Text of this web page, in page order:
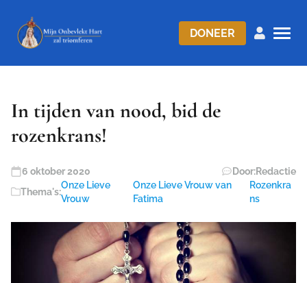
DONEER
In tijden van nood, bid de
rozenkrans!
6 oktober 2020 Door:Redactie
Thema's:
Onze Lieve
Vrouw
Onze Lieve Vrouw van
Fatima
Rozenkra
ns